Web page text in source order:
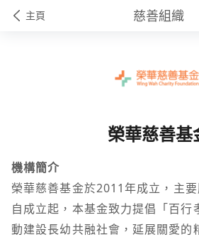
主頁 慈善組織
榮華慈善基
機構簡介
榮華慈善基金於2011年成立，主要
自成立起，本基金致力提倡「百行
動建設長幼共融社會，延展關愛的